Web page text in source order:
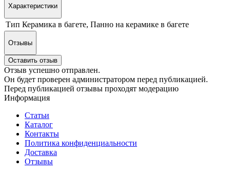
Характеристики
Тип Керамика в багете, Панно на керамике в багете
Отзывы
Оставить отзыв
Отзыв успешно отправлен.
Он будет проверен администратором перед публикацией.
Перед публикацией отзывы проходят модерацию
Информация
Статьи
Каталог
Контакты
Политика конфиденциальности
Доставка
Отзывы